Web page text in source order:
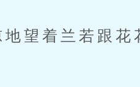
着兰若跟花